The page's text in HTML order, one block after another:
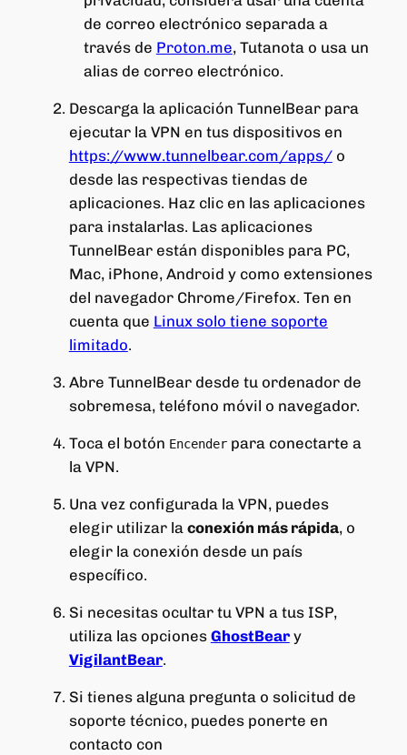
de correo electrónico separada a
través de Proton.me, Tutanota o usa un
alias de correo electrónico.
Descarga la aplicación TunnelBear para
ejecutar la VPN en tus dispositivos en
https://www.tunnelbear.com/apps/o
desde las respectivas tiendas de
aplicaciones. Haz clic en las aplicaciones
para instalarlas. Las aplicaciones
TunnelBear están disponibles para PC,
Mac, iPhone, Android y como extensiones
del navegador Chrome/Firefox. Ten en
cuenta que Linux solo tiene soporte
limitado.
Abre TunnelBear desde tu ordenador de
sobremesa, teléfono móvil o navegador.
Toca el botón Encenderpara conectarte a
la VPN.
Una vez configurada la VPN, puedes
elegir utilizar la conexión más rápida, o
elegir la conexión desde un país
específico.
Si necesitas ocultar tu VPN a tus ISP,
utiliza las opciones GhostBeary
VigilantBear.
Si tienes alguna pregunta o solicitud de
soporte técnico, puedes ponerte en
contacto con